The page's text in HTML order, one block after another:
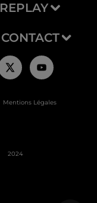
REPLAY
CONTACT
Mentions Légales
2024